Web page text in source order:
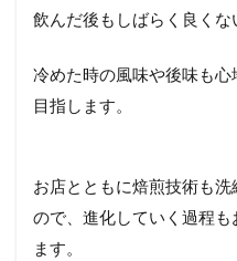
飲んだ後もしばらく良くな
冷めた時の風味や後味も
目指します。
お店とともに焙煎技術も
ので、進化していく過程
ます。